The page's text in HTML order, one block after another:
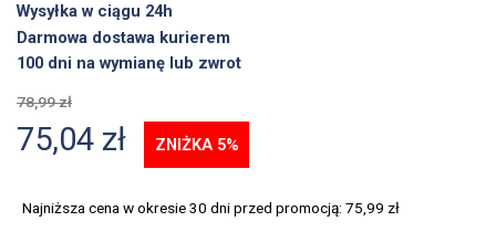
Wysyłka w ciągu 24h
Darmowa dostawa kurierem
100 dni na wymianę lub zwrot
78,99 zł
75,04 zł ZNIŻKA 5%
Najniższa cena w okresie 30 dni przed promocją: 75,99 zł